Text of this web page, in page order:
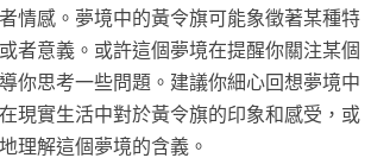
情感。夢境中的黃令旗可能象徵著某種特
者意義。或許這個夢境在提醒你關注某個
你思考一些問題。建議你細心回想夢境中
現實生活中對於黃令旗的印象和感受，或
理解這個夢境的含義。